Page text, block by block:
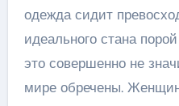
одежда сидит
идеального стана
это совершенно не
мире обречены.